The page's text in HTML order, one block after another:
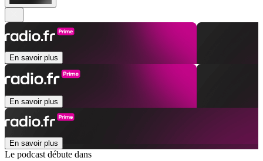
En savoir plus
En savoir plus
En savoir plus
Le podcast débute dans